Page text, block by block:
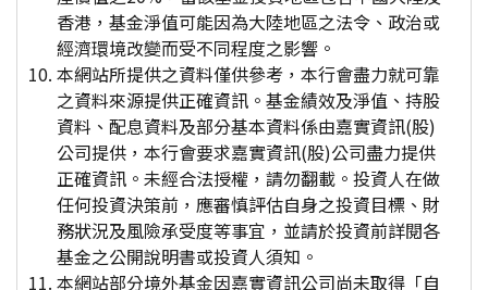
香港，基金淨值可能因為大陸地區之法令、政治或
經濟環境改變而受不同程度之影響。
本網站所提供之資料僅供參考，本行會盡力就可靠
之資料來源提供正確資訊。基金績效及淨值、持股
資料、配息資料及部分基本資料係由嘉實資訊(股)
公司提供，本行會要求嘉實資訊(股)公司盡力提供
正確資訊。未經合法授權，請勿翻載。投資人在做
任何投資決策前，應審慎評估自身之投資目標、財
務狀況及風險承受度等事宜，並請於投資前詳閱各
基金之公開說明書或投資人須知。
本網站部分境外基金因嘉實資訊公司尚未取得「自